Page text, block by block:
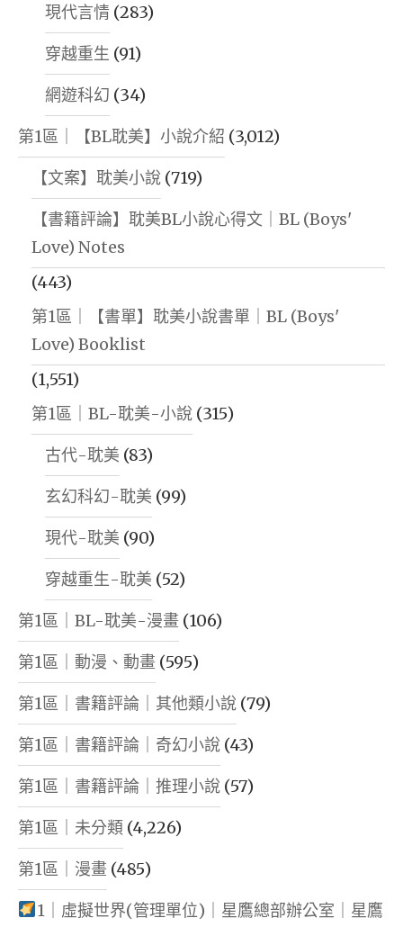
現代言情 (283)
穿越重生 (91)
網遊科幻 (34)
第1區｜【BL耽美】小說介紹 (3,012)
【文案】耽美小說 (719)
【書籍評論】耽美BL小說心得文｜BL (Boys'
Love) Notes
(443)
第1區｜【書單】耽美小說書單｜BL (Boys'
Love) Booklist
(1,551)
第1區｜BL-耽美-小說 (315)
古代-耽美 (83)
玄幻科幻-耽美 (99)
現代-耽美 (90)
穿越重生-耽美 (52)
第1區｜BL-耽美-漫畫 (106)
第1區｜動漫、動畫 (595)
第1區｜書籍評論｜其他類小說 (79)
第1區｜書籍評論｜奇幻小說 (43)
第1區｜書籍評論｜推理小說 (57)
第1區｜未分類 (4,226)
第1區｜漫畫 (485)
1｜虛擬世界(管理單位)｜星鷹總部辦公室｜星鷹